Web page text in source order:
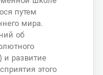
путем
мира.
об
развитие
этого